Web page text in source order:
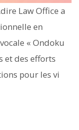
Law Office a
en
« Ondoku
et des efforts
pour les vi